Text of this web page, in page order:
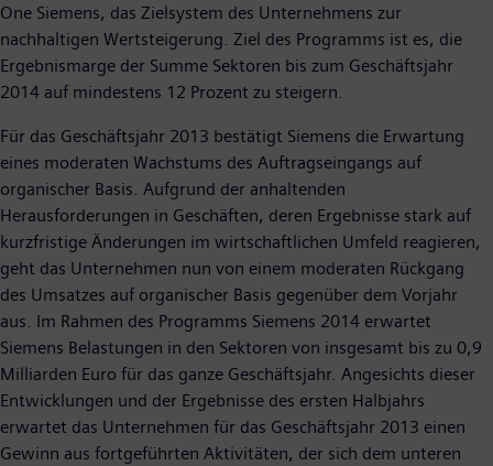
One Siemens, das Zielsystem des Unternehmens zur
nachhaltigen Wertsteigerung. Ziel des Programms ist es, die
Ergebnismarge der Summe Sektoren bis zum Geschäftsjahr
2014 auf mindestens 12 Prozent zu steigern.
Für das Geschäftsjahr 2013 bestätigt Siemens die Erwartung
eines moderaten Wachstums des Auftragseingangs auf
organischer Basis. Aufgrund der anhaltenden
Herausforderungen in Geschäften, deren Ergebnisse stark auf
kurzfristige Änderungen im wirtschaftlichen Umfeld reagieren,
geht das Unternehmen nun von einem moderaten Rückgang
des Umsatzes auf organischer Basis gegenüber dem Vorjahr
aus. Im Rahmen des Programms Siemens 2014 erwartet
Siemens Belastungen in den Sektoren von insgesamt bis zu 0,9
Milliarden Euro für das ganze Geschäftsjahr. Angesichts dieser
Entwicklungen und der Ergebnisse des ersten Halbjahrs
erwartet das Unternehmen für das Geschäftsjahr 2013 einen
Gewinn aus fortgeführten Aktivitäten, der sich dem unteren